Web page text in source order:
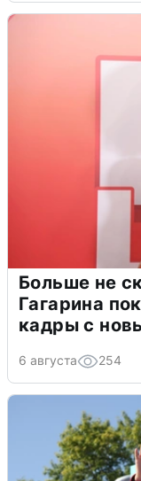
Больше не
Гагарина
кадры с
6 августа 254